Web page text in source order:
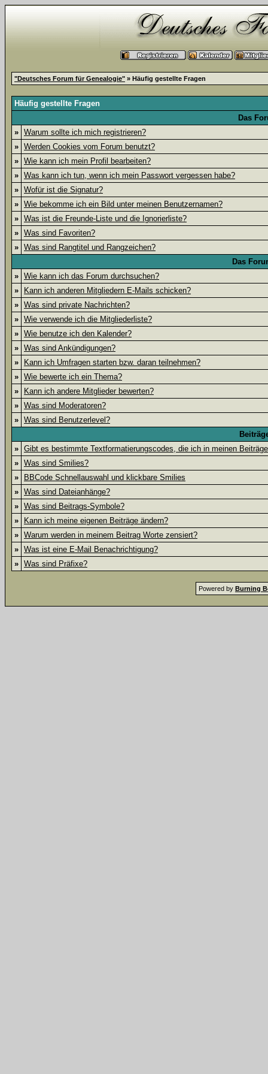
"Deutsches Forum für Genealogie" » Häufig gestellte Fragen
Häufig gestellte Fragen
Das
» Warum sollte ich mich registrieren?
» Werden Cookies vom Forum benutzt?
» Wie kann ich mein Profil bearbeiten?
» Was kann ich tun, wenn ich mein Passwort vergessen habe?
» Wofür ist die Signatur?
» Wie bekomme ich ein Bild unter meinen Benutzernamen?
» Was ist die Freunde-Liste und die Ignorierliste?
» Was sind Favoriten?
» Was sind Rangtitel und Rangzeichen?
Das
» Wie kann ich das Forum durchsuchen?
»
Kann ich anderen Mitgliedern E-Mails schicken?
» Was sind private Nachrichten?
» Wie verwende ich die Mitgliederliste?
» Wie benutze ich den Kalender?
» Was sind Ankündigungen?
»
Kann ich Umfragen starten bzw. daran teilnehmen?
» Wie bewerte ich ein Thema?
»
Kann ich andere Mitglieder bewerten?
» Was sind Moderatoren?
» Was sind Benutzerlevel?
» Gibt es bestimmte Textformatierungscodes, die ich in meinen
» Was sind Smilies?
»
BBCode Schnellauswahl und klickbare Smilies
» Was sind Dateianhänge?
» Was sind Beitrags-Symbole?
»
Kann ich meine eigenen Beiträge ändern?
» Warum werden in meinem Beitrag Worte zensiert?
» Was ist eine E-Mail Benachrichtigung?
» Was sind Präfixe?
Powered by Burning